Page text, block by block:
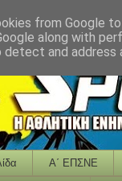
Α΄ ΕΠΣΝΕ
from Google
along with
and address